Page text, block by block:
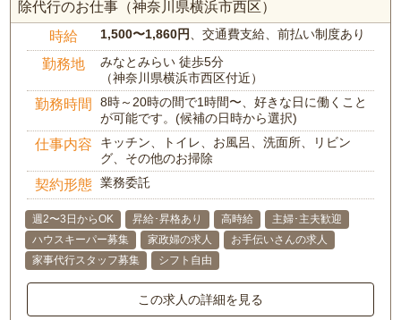
除代行のお仕事（神奈川県横浜市西区）
時給 1,500〜1,860円 、交通費支給、前払い制度あり
勤務地
みなとみらい 徒歩5分
（神奈川県横浜市西区付近）
勤務時間
8時～20時の間で1時間〜、好きな日に働くこと
が可能です。(候補の日時から選択)
仕事内容
キッチン、トイレ、お風呂、洗面所、リビン
グ、その他のお掃除
契約形態 業務委託
週2〜3日からOK 昇給･昇格あり 高時給
主婦･主夫歓迎
ハウスキーパー募集
家政婦の求人
お手伝いさんの求人
家事代行スタッフ募集
シフト自由
この求人の詳細を見る